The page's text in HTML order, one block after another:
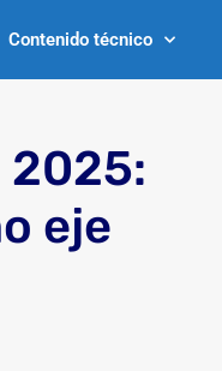
Contenido técnico
2025:
eje